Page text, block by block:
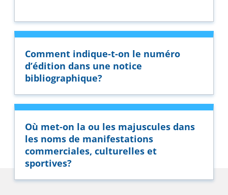
Comment indique-t-on le numéro
d’édition dans une notice
bibliographique?
Où met-on la ou les majuscules dans
les noms de manifestations
commerciales, culturelles et
sportives?